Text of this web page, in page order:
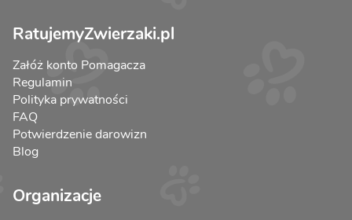
RatujemyZwierzaki.pl
Załóż konto Pomagacza
Regulamin
Polityka prywatności
FAQ
Potwierdzenie darowizn
Blog
Organizacje